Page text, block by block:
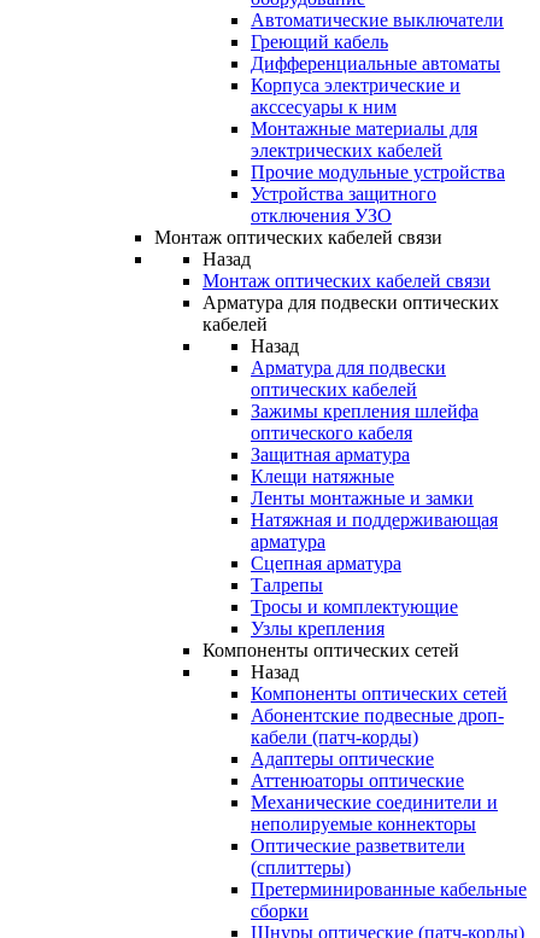
Автоматические выключатели
Греющий кабель
Дифференциальные автоматы
Корпуса электрические и
акссесуары к ним
Монтажные материалы для
электрических кабелей
Прочие модульные устройства
Устройства защитного
отключения УЗО
Монтаж оптических кабелей связи
Назад
Монтаж оптических кабелей связи
Арматура для подвески оптических
кабелей
Назад
Арматура для подвески
оптических кабелей
Зажимы крепления шлейфа
оптического кабеля
Защитная арматура
Клещи натяжные
Ленты монтажные и замки
Натяжная и поддерживающая
арматура
Сцепная арматура
Талрепы
Тросы и комплектующие
Узлы крепления
Компоненты оптических сетей
Назад
Компоненты оптических сетей
Абонентские подвесные дроп-
кабели (патч-корды)
Адаптеры оптические
Аттенюаторы оптические
Механические соединители и
неполируемые коннекторы
Оптические разветвители
(сплиттеры)
Претерминированные кабельные
сборки
Шнуры оптические (патч-корды)